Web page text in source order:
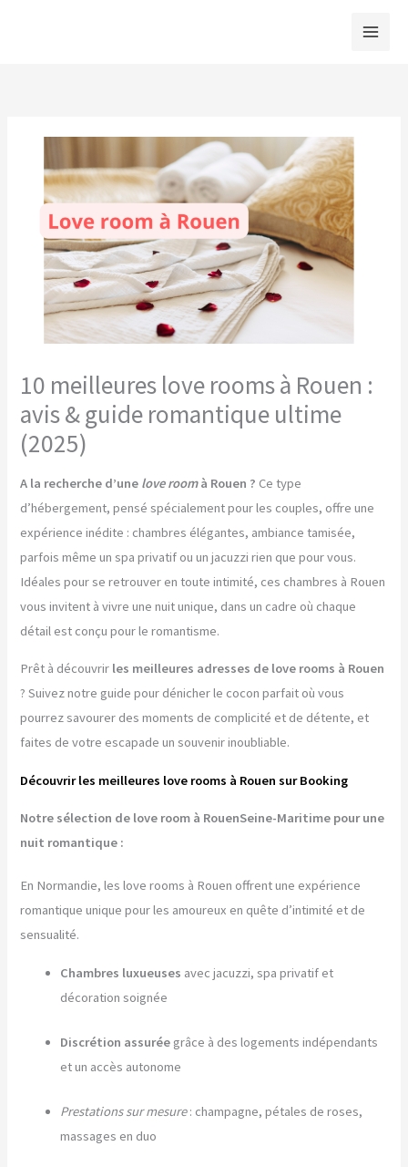
10 meilleures love rooms à Rouen :
avis & guide romantique ultime
(2025)
A la recherche d’une love roomà Rouen ? Ce type
d’hébergement, pensé spécialement pour les couples, offre une
expérience inédite : chambres élégantes, ambiance tamisée,
parfois même un spa privatif ou un jacuzzi rien que pour vous.
Idéales pour se retrouver en toute intimité, ces chambres à Rouen
vous invitent à vivre une nuit unique, dans un cadre où chaque
détail est conçu pour le romantisme.
Prêt à découvrir les meilleures adresses de love rooms à Rouen
? Suivez notre guide pour dénicher le cocon parfait où vous
pourrez savourer des moments de complicité et de détente, et
faites de votre escapade un souvenir inoubliable.
Découvrir les meilleures love rooms à Rouen sur Booking
Notre sélection de love room à RouenSeine-Maritime pour une
nuit romantique :
En Normandie, les love rooms à Rouen offrent une expérience
romantique unique pour les amoureux en quête d’intimité et de
sensualité.
Chambres luxueuses avec jacuzzi, spa privatif et
décoration soignée
Discrétion assurée grâce à des logements indépendants
et un accès autonome
Prestations sur mesure: champagne, pétales de roses,
massages en duo